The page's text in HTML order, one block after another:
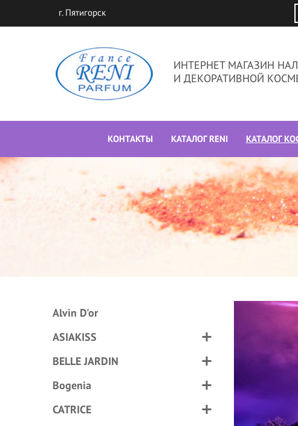
г. Пятигорск
ИНТЕРНЕТ МАГАЗИН
И ДЕКОРАТИВНОЙ
КОНТАКТЫ КАТАЛОГ RENI КАТАЛОГ
Alvin D'or
ASIAKISS
BELLE JARDIN
Bogenia
CATRICE